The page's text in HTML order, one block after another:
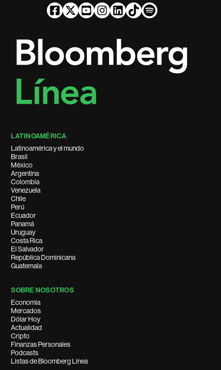
LATINOAMÉRICA
Latinoamérica y el mundo
Brasil
México
Argentina
Colombia
Venezuela
Chile
Perú
Ecuador
Panamá
Uruguay
Costa Rica
El Salvador
República Dominicana
Guatemala
SOBRE NOSOTROS
Economía
Mercados
Dólar Hoy
Actualidad
Cripto
Finanzas Personales
Podcasts
Listas de Bloomberg Línea